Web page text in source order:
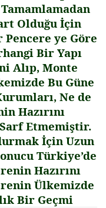
Tamamlamadan
Olduğu İçin
Pencere ye Göre
Bir Yapı
Alıp, Monte
Bu Güne
Ne de
Hazırını
Etmemiştir.
İçin Uzun
Türkiye’de
Hazırını
Ülkemizde
Bir Geçmi